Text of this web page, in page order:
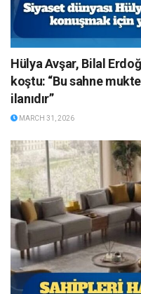
Hülya Avşar, Bilal
koştu: “Bu sahne
ilanıdır”
MARCH 31, 2026